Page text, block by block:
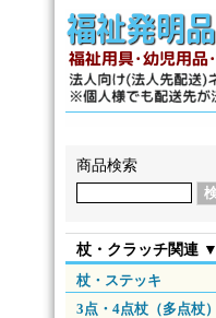
商品検索
杖・クラッチ関連 ▼
杖・ステッキ
3点・4点杖（多点杖）